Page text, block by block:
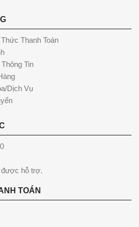
Thanh Toán
Tin
Dịch Vụ
được hỗ trợ.
TOÁN